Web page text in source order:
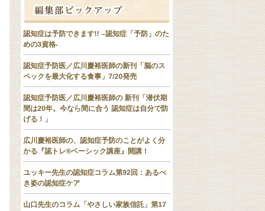
認知症は予防できます!! –認知症「予防」のた
めの3資格-
認知症予防医／広川慶裕医師の新刊「脳のス
ペックを最大化する食事」7/20発売
認知症予防医／広川慶裕医師の 新刊「潜伏期
間は20年。今なら間に合う 認知症は自分で防
げる！」
広川慶裕医師の、認知症予防のことがよく分
かる『認トレ®️ベーシック講座』開講！
ユッキー先生の認知症コラム第92回：あるべ
き姿の認知症ケア
山口先生のコラム「やさしい家族信託」第17